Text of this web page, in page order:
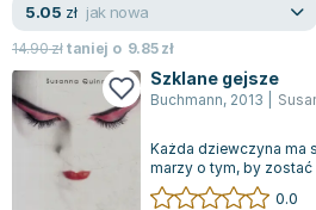
5.05 zł jak nowa
14.90złtaniej o 9.85zł
Szklane gejsze
Buchmann, 2013
Każda dziewczyna ma
marzy o tym, by
pieniędzy staje jej na
0.0